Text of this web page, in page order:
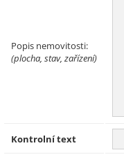
Popis nemovitosti:
(plocha, stav, zařízení)
Kontrolní text